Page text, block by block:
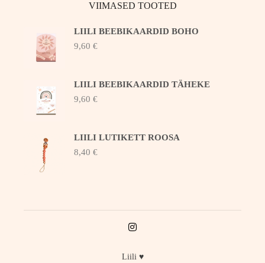
VIIMASED TOOTED
LIILI BEEBIKAARDID BOHO
9,60 €
LIILI BEEBIKAARDID TÄHEKE
9,60 €
LIILI LUTIKETT ROOSA
8,40 €
Liili ♥